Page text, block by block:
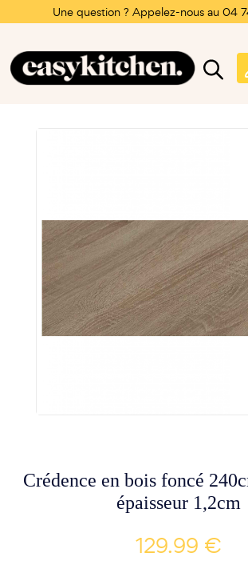
Une question ? Appelez-nous au 04
Crédence en bois foncé
épaisseur 1,2cm
129.99 €